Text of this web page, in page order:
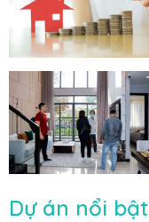
Dự án nổi bật